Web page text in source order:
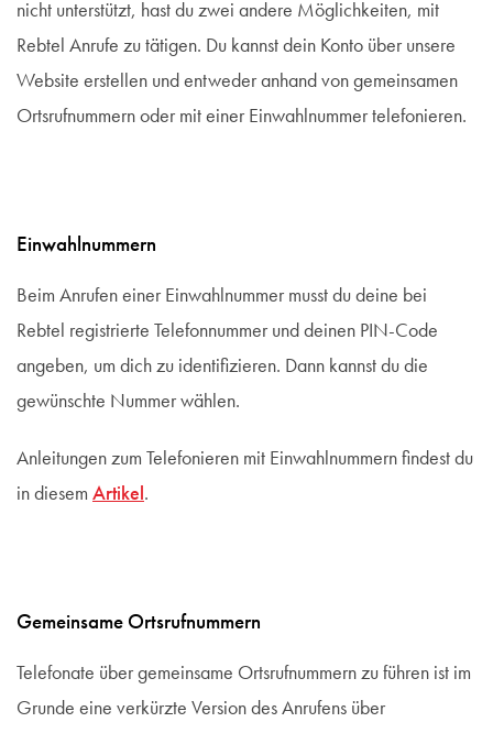
nicht unterstützt, hast du zwei andere Möglichkeiten, mit
Rebtel Anrufe zu tätigen. Du kannst dein Konto über unsere
Website erstellen und entweder anhand von gemeinsamen
Ortsrufnummern oder mit einer Einwahlnummer telefonieren.
Einwahlnummern
Beim Anrufen einer Einwahlnummer musst du deine bei
Rebtel registrierte Telefonnummer und deinen PIN-Code
angeben, um dich zu identifizieren. Dann kannst du die
gewünschte Nummer wählen.
Anleitungen zum Telefonieren mit Einwahlnummern findest du
in diesem Artikel .
Gemeinsame Ortsrufnummern
Telefonate über gemeinsame Ortsrufnummern zu führen ist im
Grunde eine verkürzte Version des Anrufens über